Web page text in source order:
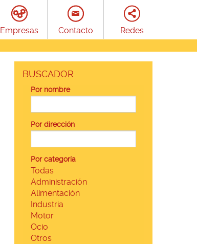
Empresas Contacto Redes
BUSCADOR
Por nombre
Por dirección
Por categoría
Todas
Administración
Alimentación
Industria
Motor
Ocio
Otros